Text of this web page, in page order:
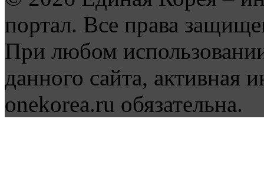
портал. Все права
При любом
данного сайта, активная
onekorea.ru обязательна.